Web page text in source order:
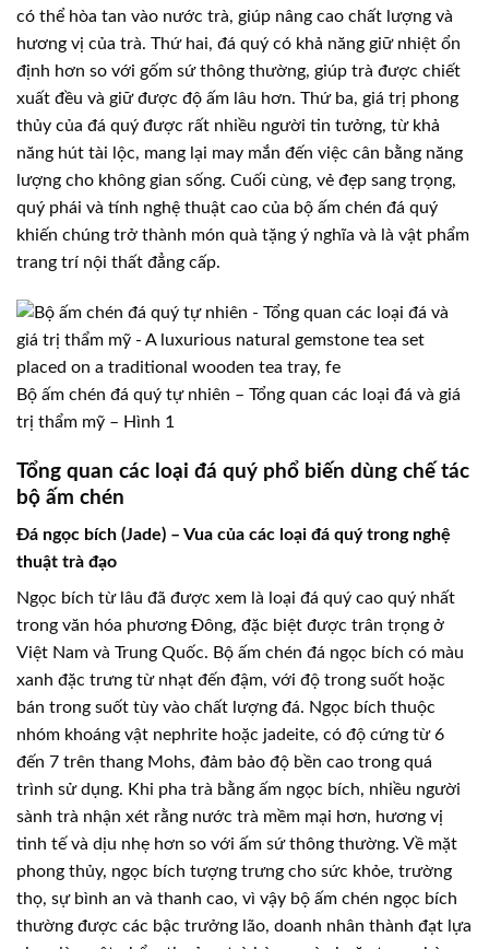
có thể hòa tan vào nước trà, giúp nâng cao chất lượng và
hương vị của trà. Thứ hai, đá quý có khả năng giữ nhiệt ổn
định hơn so với gốm sứ thông thường, giúp trà được chiết
xuất đều và giữ được độ ấm lâu hơn. Thứ ba, giá trị phong
thủy của đá quý được rất nhiều người tin tưởng, từ khả
năng hút tài lộc, mang lại may mắn đến việc cân bằng năng
lượng cho không gian sống. Cuối cùng, vẻ đẹp sang trọng,
quý phái và tính nghệ thuật cao của bộ ấm chén đá quý
khiến chúng trở thành món quà tặng ý nghĩa và là vật phẩm
trang trí nội thất đẳng cấp.
Bộ ấm chén đá quý tự nhiên – Tổng quan các loại đá và giá
trị thẩm mỹ – Hình 1
Tổng quan các loại đá quý phổ biến dùng chế tác
bộ ấm chén
Đá ngọc bích (Jade) – Vua của các loại đá quý trong nghệ
thuật trà đạo
Ngọc bích từ lâu đã được xem là loại đá quý cao quý nhất
trong văn hóa phương Đông, đặc biệt được trân trọng ở
Việt Nam và Trung Quốc. Bộ ấm chén đá ngọc bích có màu
xanh đặc trưng từ nhạt đến đậm, với độ trong suốt hoặc
bán trong suốt tùy vào chất lượng đá. Ngọc bích thuộc
nhóm khoáng vật nephrite hoặc jadeite, có độ cứng từ 6
đến 7 trên thang Mohs, đảm bảo độ bền cao trong quá
trình sử dụng. Khi pha trà bằng ấm ngọc bích, nhiều người
sành trà nhận xét rằng nước trà mềm mại hơn, hương vị
tinh tế và dịu nhẹ hơn so với ấm sứ thông thường. Về mặt
phong thủy, ngọc bích tượng trưng cho sức khỏe, trường
thọ, sự bình an và thanh cao, vì vậy bộ ấm chén ngọc bích
thường được các bậc trưởng lão, doanh nhân thành đạt lựa